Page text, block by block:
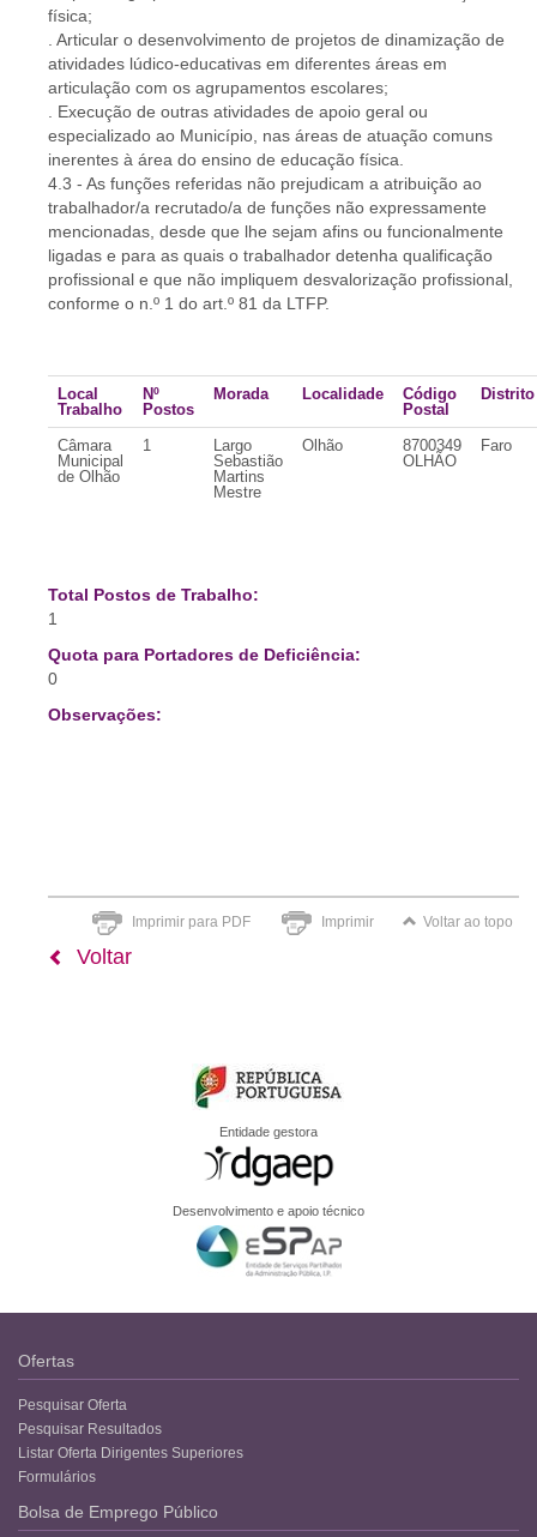
física;
. Articular o desenvolvimento de projetos de dinamização de
atividades lúdico-educativas em diferentes áreas em
articulação com os agrupamentos escolares;
. Execução de outras atividades de apoio geral ou
especializado ao Município, nas áreas de atuação comuns
inerentes à área do ensino de educação física.
4.3 - As funções referidas não prejudicam a atribuição ao
trabalhador/a recrutado/a de funções não expressamente
mencionadas, desde que lhe sejam afins ou funcionalmente
ligadas e para as quais o trabalhador detenha qualificação
profissional e que não impliquem desvalorização profissional,
conforme o n.º 1 do art.º 81 da LTFP.
Local
Trabalho
Nº
Postos
Morada Localidade
Código
Postal
Distrito
Câmara
Municipal
de Olhão
1
Largo
Sebastião
Martins
Mestre
Olhão
8700349
OLHÃO
Faro
Total Postos de Trabalho:
1
Quota para Portadores de Deficiência:
0
Observações:
Imprimir para PDF Imprimir Voltar ao topo
Voltar
Entidade gestora
Desenvolvimento e apoio técnico
Ofertas
Pesquisar Oferta
Pesquisar Resultados
Listar Oferta Dirigentes Superiores
Formulários
Bolsa de Emprego Público